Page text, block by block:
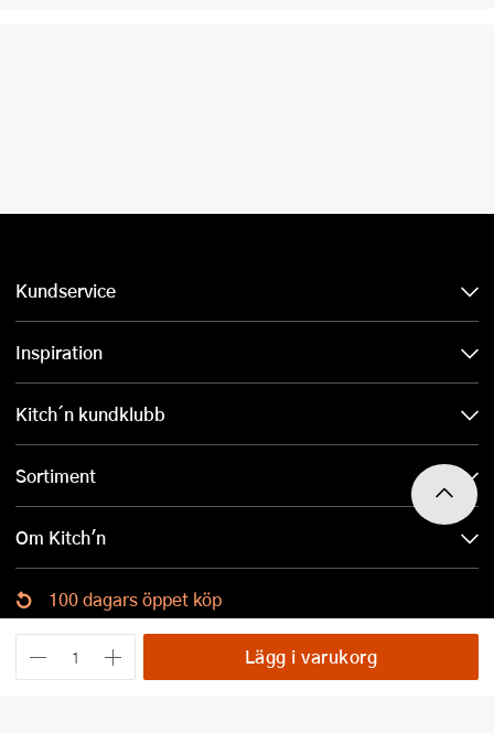
Lägg i varukorg
Kundservice
Inspiration
Kitch´n kundklubb
Sortiment
Om Kitch'n
100 dagars öppet köp
Ladda ned Kitch´n-appen